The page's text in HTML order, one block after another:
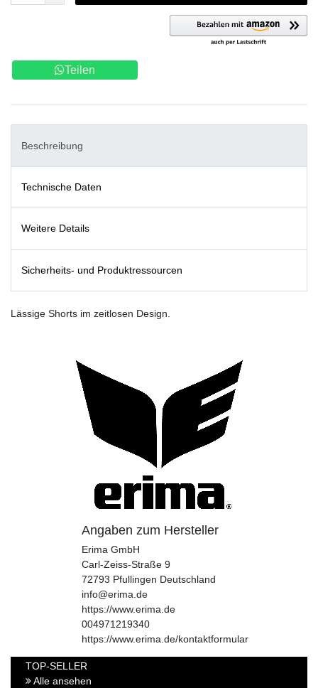
Teilen
Beschreibung
Technische Daten
Weitere Details
Sicherheits- und Produktressourcen
Lässige Shorts im zeitlosen Design.
Angaben zum Hersteller
Erima GmbH
Carl-Zeiss-Straße 9
72793 Pfullingen Deutschland
info@erima.de
https://www.erima.de
004971219340
https://www.erima.de/kontaktformular
TOP-SELLER
Alle ansehen